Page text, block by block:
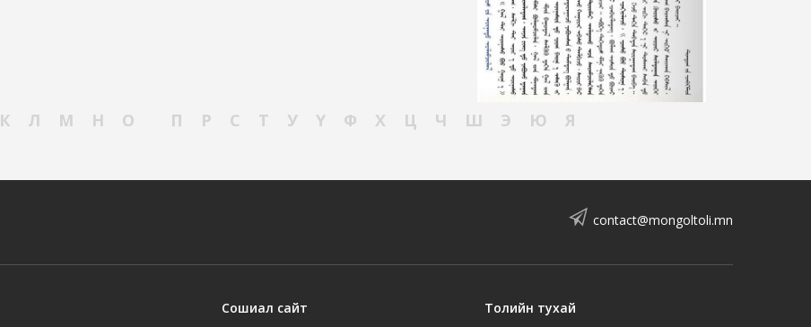
К Л М Н О П Р С Т У Ү Ф Х Ц Ч Ш Э Ю Я
contact@mongoltoli.mn
Сошиал сайт Толийн тухай